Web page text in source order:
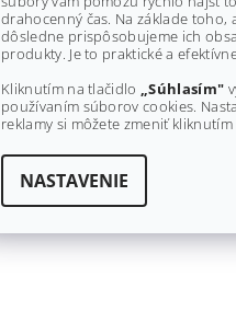
drahocenný čas. Na základe toho,
dôsledne prispôsobujeme ich
produkty. Je to praktické a
Kliknutím na tlačidlo „Súhlasím"
používaním súborov cookies.
reklamy si môžete zmeniť kliknutím
NASTAVENIE